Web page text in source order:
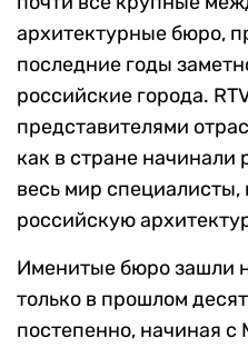
архитектурные бюро,
последние годы
российские города.
представителями
как в стране начинали
весь мир
российскую
Именитые бюро зашли
только в прошлом
постепенно, начиная с